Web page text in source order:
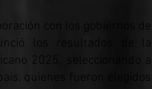
con los gobiernos de
los resultados de la
2025, seleccionando a
quienes fueron elegidos